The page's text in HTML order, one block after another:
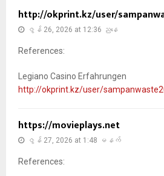
http://okprint.kz/user/
ဇွန် 26, 2026 at 12:36 ညနေ
References:
Legiano Casino Erfahrungen
http://okprint.kz/user/
https://movieplays.net
ဇွန် 27, 2026 at 1:48 မနက်
References: